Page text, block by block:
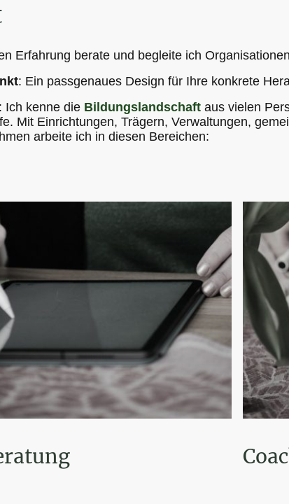
Erfahrung berate und begleite ich
: Ein passgenaues Design für Ihre konkrete
: Ich kenne die Bildungslandschaft aus vielen
Mit Einrichtungen, Trägern, Verwaltungen,
arbeite ich in diesen Bereichen: